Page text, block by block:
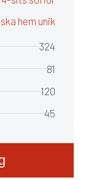
hem unik
324
81
120
45